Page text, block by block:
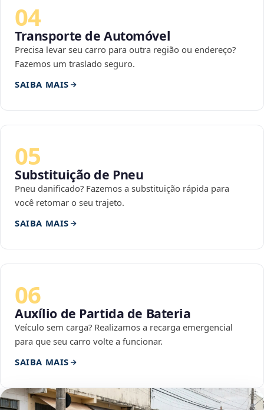
04
Transporte de Automóvel
Precisa levar seu carro para outra região ou endereço?
Fazemos um traslado seguro.
SAIBA MAIS
05
Substituição de Pneu
Pneu danificado? Fazemos a substituição rápida para
você retomar o seu trajeto.
SAIBA MAIS
06
Auxílio de Partida de Bateria
Veículo sem carga? Realizamos a recarga emergencial
para que seu carro volte a funcionar.
SAIBA MAIS